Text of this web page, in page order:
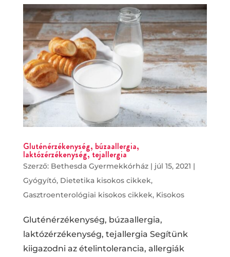
Gluténérzékenység, búzaallergia,
laktózérzékenység, tejallergia
Szerző: Bethesda Gyermekkórház| júl 15, 2021 |
Gyógyító, Dietetika kisokos cikkek,
Gasztroenterológiai kisokos cikkek, Kisokos
Gluténérzékenység, búzaallergia,
laktózérzékenység, tejallergia Segítünk
kiigazodni az ételintolerancia, allergiák